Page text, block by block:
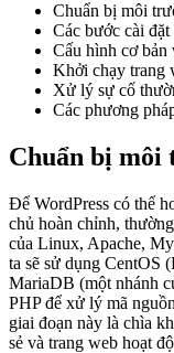
Chuẩn bị môi
Các bước cài đặt
Cấu hình cơ bản
Khởi chạy trang
Xử lý sự cố
Các phương
Chuẩn bị môi
Để WordPress có thể
chủ hoàn chỉnh,
của Linux, Apache,
ta sẽ sử dụng CentOS
MariaDB (một nhánh
PHP để xử lý mã
giai đoạn này là chìa
sẻ và trang web hoạt